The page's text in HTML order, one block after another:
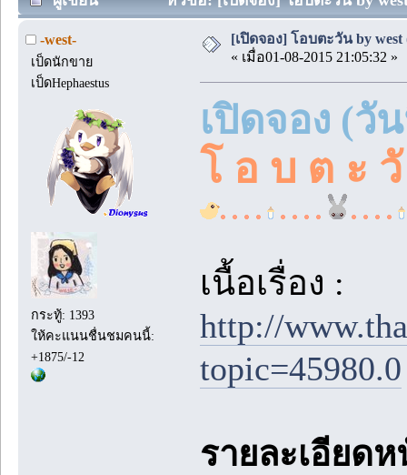
-west-
เป็ดนักขาย
เป็ดHephaestus
กระทู้: 1393
ให้คะแนนชื่นชมคนนี้:
+1875/-12
[เปิดจอง] โอบตะวัน by
« เมื่อ01-08-2015 21:05:32 »
เปิดจอง (วั
โ อ บ ต ะ
เนื้อเรื่อง :
http://
topic=45980.0
รายละเอียด